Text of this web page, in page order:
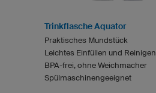
Trinkflasche Aquator
Praktisches Mundstück
Leichtes Einfüllen und Reinigen
BPA-frei, ohne Weichmacher
Spülmaschinengeeignet